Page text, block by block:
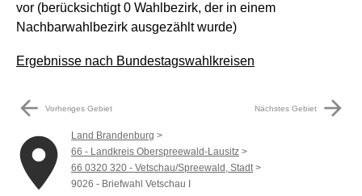
vor (berücksichtigt 0 Wahlbezirk, der in einem
Nachbarwahlbezirk ausgezählt wurde)
Ergebnisse nach Bundestagswahlkreisen
arrow_back Vorheriges Gebiet Nächstes Gebiet arrow_forward
place
Land Brandenburg
66 - Landkreis Oberspreewald-Lausitz
66 0320 320 - Vetschau/Spreewald, Stadt
9026 - Briefwahl Vetschau I